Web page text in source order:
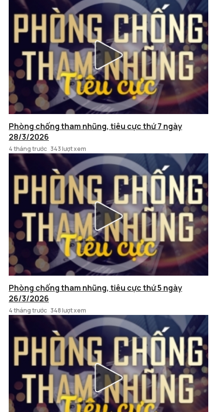
Phòng chống tham nhũng, tiêu cực thứ 7 ngày
28/3/2026
4 tháng trước 343 lượt xem
Phòng chống tham nhũng, tiêu cực thứ 5 ngày
26/3/2026
4 tháng trước 348 lượt xem